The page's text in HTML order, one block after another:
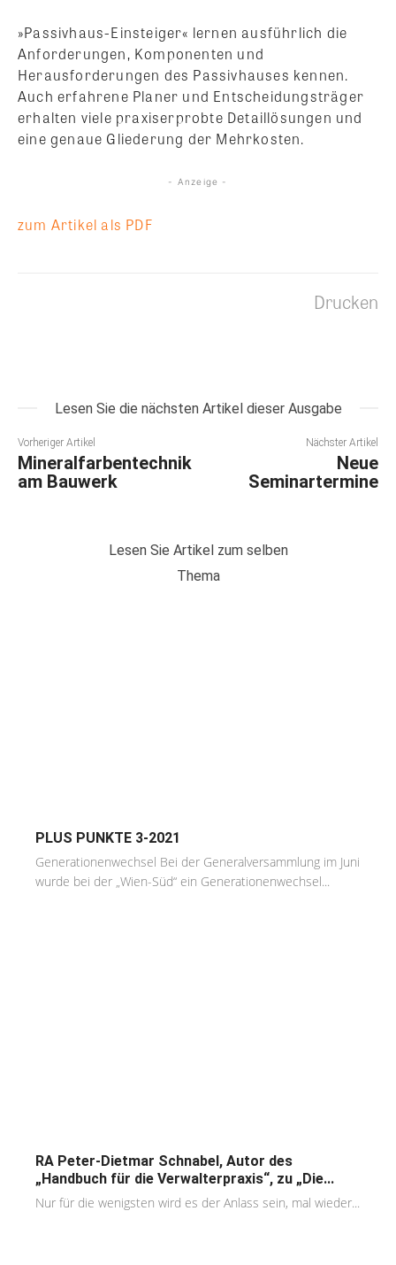
»Passivhaus-Einsteiger« lernen ausführlich die
Anforderungen, Komponenten und
Herausforderungen des Passivhauses kennen.
Auch erfahrene Planer und Entscheidungsträger
erhalten viele praxiserprobte Detaillösungen und
eine genaue Gliederung der Mehrkosten.
- Anzeige -
zum Artikel als PDF
Drucken
Lesen Sie die nächsten Artikel dieser Ausgabe
Vorheriger Artikel
Mineralfarbentechnik
am Bauwerk
Nächster Artikel
Neue
Seminartermine
Lesen Sie Artikel zum selben
Thema
PLUS PUNKTE 3-2021
Generationenwechsel Bei der Generalversammlung im Juni
wurde bei der „Wien-Süd“ ein Generationenwechsel...
RA Peter-Dietmar Schnabel, Autor des
„Handbuch für die Verwalterpraxis“, zu „Die...
Nur für die wenigsten wird es der Anlass sein, mal wieder...